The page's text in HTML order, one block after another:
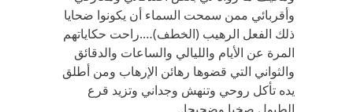
وأقربائي ممن سمحت السماء أن يكونوا ضحايا
ذلك الفعل الرهيب (الخطف)….راحت حكاياتهم
المرة عن الأيام والليالي والساعات والدقائق
والثواني التي قضوها رهائن الإرهاب ومن أطلق
يده تأكل روحي وتنهش وجداني وتزيد قرع